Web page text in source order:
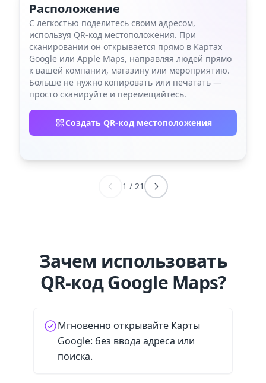
Расположение
С легкостью поделитесь своим адресом,
используя QR-код местоположения. При
сканировании он открывается прямо в Картах
Google или Apple Maps, направляя людей прямо
к вашей компании, магазину или мероприятию.
Больше не нужно копировать или печатать —
просто сканируйте и перемещайтесь.
Создать QR-код местоположения
1 / 21
Зачем использовать
QR-код Google Maps?
Мгновенно открывайте Карты
Google: без ввода адреса или
поиска.